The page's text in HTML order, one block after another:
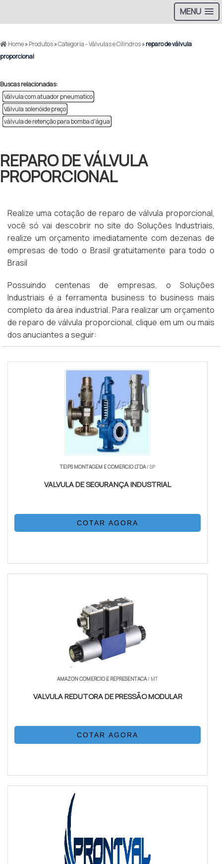
MENU
Home»Produtos»Categoria - Válvulas e Cilindros»reparo de válvula
proporcional
Buscas relacionadas:
Válvula com atuador pneumatico
Válvula solenóide preço
válvula de retenção para bomba d'água​
REPARO DE VÁLVULA
PROPORCIONAL
Realize uma cotação de reparo de válvula proporcional,
você só vai descobrir no site do Soluções Industriais,
realize um orçamento imediatamente com dezenas de
empresas de todo o Brasil gratuitamente para todo o
Brasil
Possuindo centenas de empresas, o Soluções
Industriais é a ferramenta business to business mais
completo da área industrial. Para realizar um orçamento
de reparo de válvula proporcional, clique em um ou mais
dos anuciantes a seguir:
TEIPS MONTAGEM E COMERCIO LTDA/ SP
VALVULA DE SEGURANÇA INDUSTRIAL
COTAR AGORA
AMAZON COMERCIO E REPRESENTACA/ MT
VALVULA REDUTORA DE PRESSÃO MODULAR
COTAR AGORA